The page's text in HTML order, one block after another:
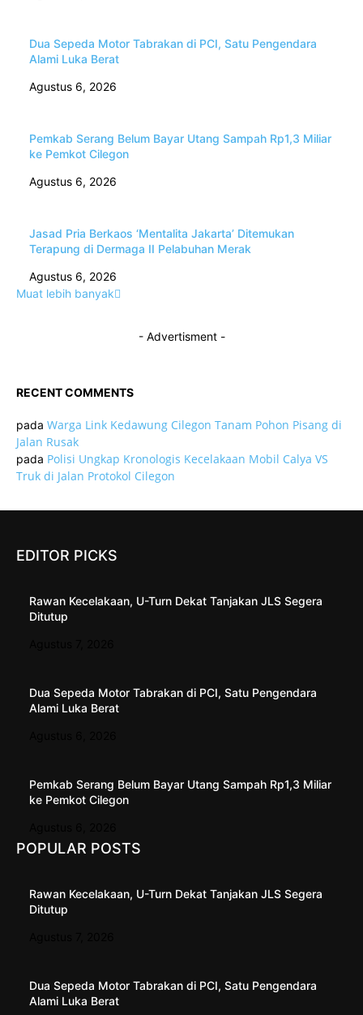
Dua Sepeda Motor Tabrakan di PCI, Satu Pengendara
Alami Luka Berat
Agustus 6, 2026
Pemkab Serang Belum Bayar Utang Sampah Rp1,3 Miliar
ke Pemkot Cilegon
Agustus 6, 2026
Jasad Pria Berkaos ‘Mentalita Jakarta’ Ditemukan
Terapung di Dermaga II Pelabuhan Merak
Agustus 6, 2026
Muat lebih banyak
- Advertisment -
RECENT COMMENTS
pada Warga Link Kedawung Cilegon Tanam Pohon Pisang di
Jalan Rusak
pada Polisi Ungkap Kronologis Kecelakaan Mobil Calya VS
Truk di Jalan Protokol Cilegon
EDITOR PICKS
Rawan Kecelakaan, U-Turn Dekat Tanjakan JLS Segera
Ditutup
Dua Sepeda Motor Tabrakan di PCI, Satu Pengendara
Alami Luka Berat
Pemkab Serang Belum Bayar Utang Sampah Rp1,3 Miliar
ke Pemkot Cilegon
POPULAR POSTS
Rawan Kecelakaan, U-Turn Dekat Tanjakan JLS Segera
Ditutup
Dua Sepeda Motor Tabrakan di PCI, Satu Pengendara
Alami Luka Berat